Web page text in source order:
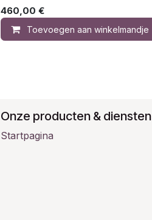
460,00 €
Toevoegen aan winkelmandje
Onze producten & diensten
Startpagina